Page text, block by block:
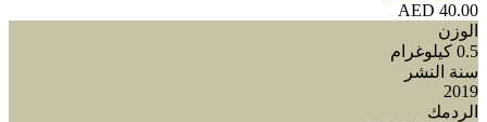
40.00 AED
الوزن
0.5 كيلوغرام
سنة النشر
2019
الردمك